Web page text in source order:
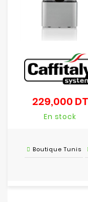
229,000 DT
En stock
Boutique Tunis